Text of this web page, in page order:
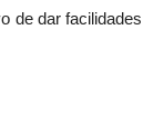
de dar facilidades